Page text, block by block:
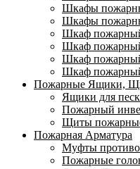
Шкафы
Шкафы
Шкаф
Шкаф
Шкаф
Шкаф
Пожарные Ящики,
Ящики для
Пожарный
Щиты
Пожарная Арматура
Муфты
Пожарные